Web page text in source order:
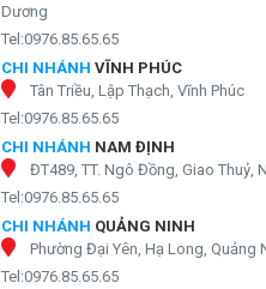
Dương
Tel:0976.85.65.65
CHI NHÁNH VĨNH PHÚC
Tân Triều, Lập Thạch, Vĩnh Phúc
Tel:0976.85.65.65
CHI NHÁNH NAM ĐỊNH
ĐT489, TT. Ngô Đồng, Giao Thuỷ,
Tel:0976.85.65.65
CHI NHÁNH QUẢNG NINH
Phường Đại Yên, Hạ Long, Quảng
Tel:0976.85.65.65